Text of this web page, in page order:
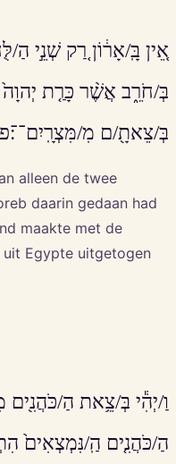
אֵ֚ין בָּֽ/אָר֔וֹן רַ֚ק שְׁנֵ֣י
בְּ/חֹרֵ֑ב אֲשֶׁ֨ר כָּרַ֤ת
בְּ/צֵאתָ֖/ם מִ/מִּצְרָֽיִם־־׃פ
alleen de twee
daarin gedaan had
maakte met de
Egypte uitgetogen
וַ/יְהִ֕י בְּ/צֵ֥את הַ/כֹּהֲנִ֖ים
הַ/כֹּהֲנִ֤ים הַֽ/נִּמְצְאִים֙